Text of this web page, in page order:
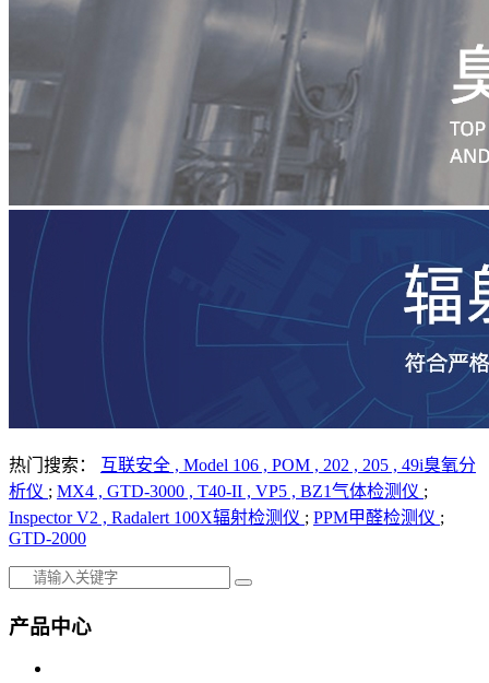
热门搜索： 互联安全 , Model 106 , POM , 202 , 205 , 49i臭氧分
析仪 ; MX4 , GTD-3000 , T40-II , VP5 , BZ1气体检测仪 ;
Inspector V2 , Radalert 100X辐射检测仪 ; PPM甲醛检测仪 ;
GTD-2000
产品中心